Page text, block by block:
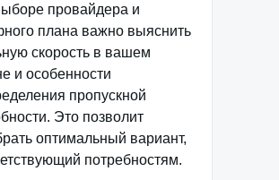
провайдера и
плана важно выяснить
скорость в вашем
и особенности
пропускной
Это позволит
оптимальный вариант,
потребностям.